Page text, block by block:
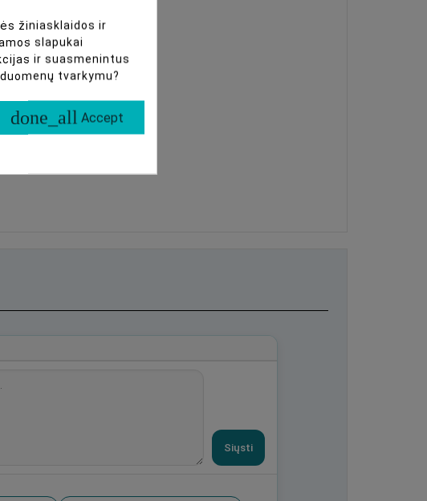
Siųsti
žiniasklaidos ir
slapukai
ir suasmenintus
tvarkymu?
done_all Accept